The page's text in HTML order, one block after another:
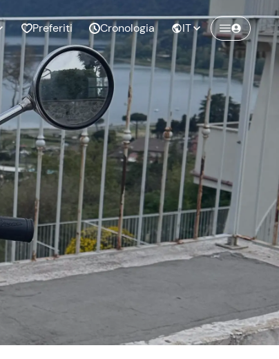
Compleanno
Addio al
nubilato
Preferiti Cronologia IT
Crea un account Freedome
Unisciti a una community di avventurieri
come te e colleziona ricordi indimenticabili!
Continua con l'email